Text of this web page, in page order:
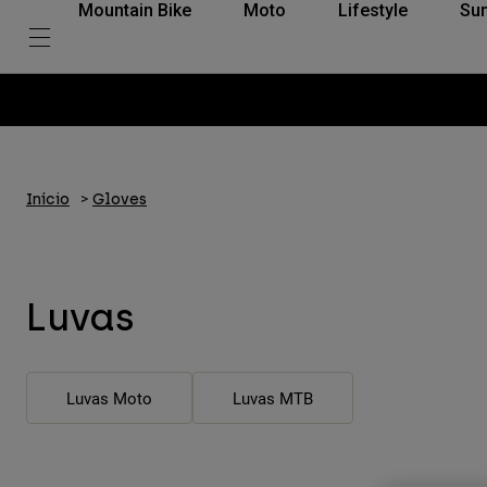
Mountain Bike Moto Lifestyle
Início Gloves
Luvas
Luvas Moto Luvas MTB